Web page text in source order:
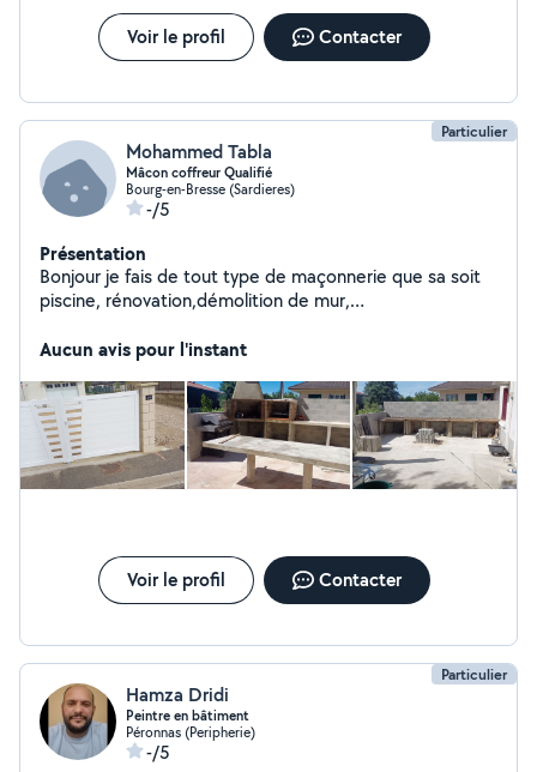
Voir le profil Contacter
Particulier
Mohammed Tabla
Mâcon coffreur Qualifié
Bourg-en-Bresse (Sardieres)
-/5
Présentation
Bonjour je fais de tout type de maçonnerie que sa soit
piscine, rénovation,démolition de mur,
de 26 ans Pour tout question veuillez me contacter .
Aucun avis pour l'instant
Voir le profil Contacter
Particulier
Hamza Dridi
Peintre en bâtiment
Péronnas (Peripherie)
-/5